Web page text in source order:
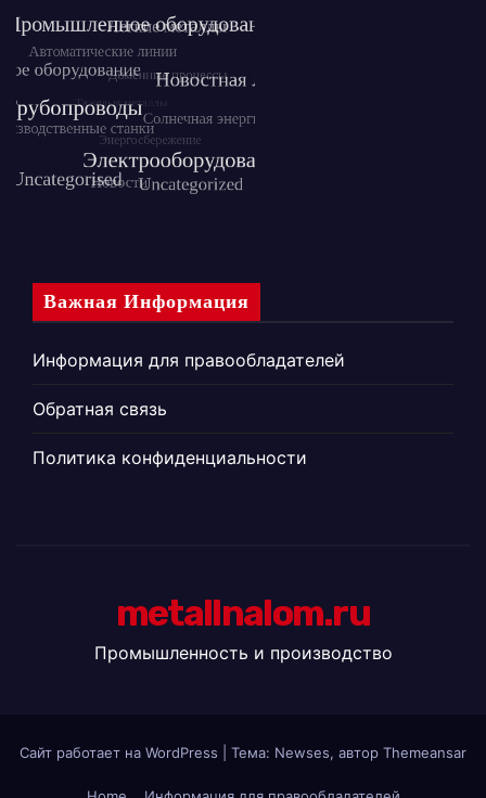
Важная Информация
Информация для правообладателей
Обратная связь
Политика конфиденциальности
metallnalom.ru
Промышленность и производство
Сайт работает на WordPress Тема: Newses, автор Themeansar